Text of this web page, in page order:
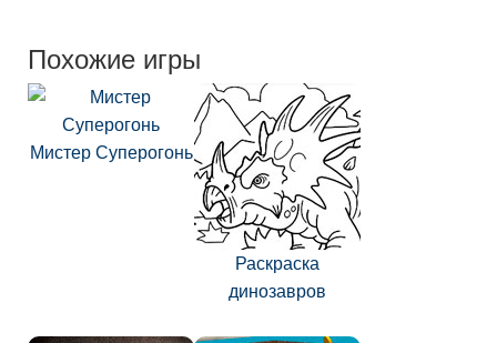
Похожие игры
Мистер Суперогонь
Раскраска
динозавров